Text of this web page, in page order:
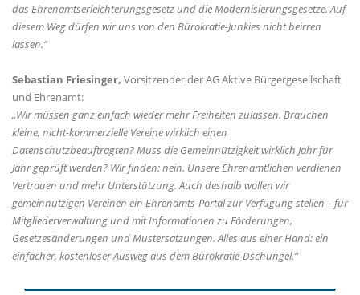
das Ehrenamtserleichterungsgesetz und die Modernisierungsgesetze. Auf
diesem Weg dürfen wir uns von den Bürokratie-Junkies nicht beirren
lassen.“
Sebastian Friesinger, Vorsitzender der AG Aktive Bürgergesellschaft
und Ehrenamt:
Wir müssen ganz einfach wieder mehr Freiheiten zulassen. Brauchen
kleine, nicht-kommerzielle Vereine wirklich einen
Datenschutzbeauftragten? Muss die Gemeinnützigkeit wirklich Jahr für
Jahr geprüft werden? Wir finden: nein. Unsere Ehrenamtlichen verdienen
Vertrauen und mehr Unterstützung. Auch deshalb wollen wir
gemeinnützigen Vereinen ein Ehrenamts-Portal zur Verfügung stellen – für
Mitgliederverwaltung und mit Informationen zu Förderungen,
Gesetzesänderungen und Mustersatzungen. Alles aus einer Hand: ein
einfacher, kostenloser Ausweg aus dem Bürokratie-Dschungel.“